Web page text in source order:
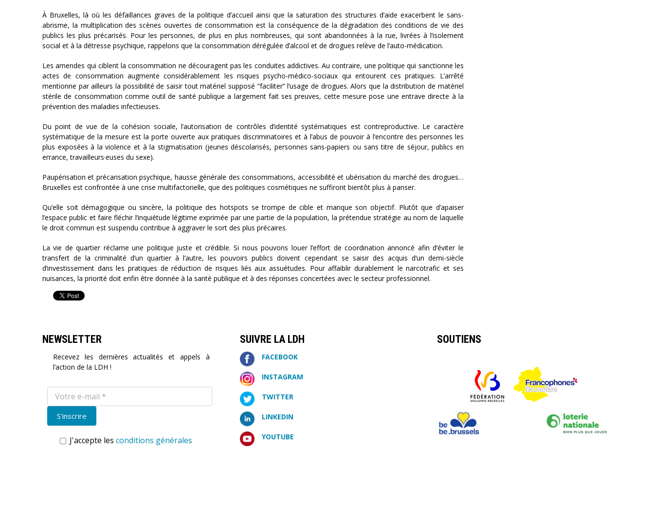
À Bruxelles, là où les défaillances graves de la politique d’accueil ainsi que la saturation des structures d’aide exacerbent le sans-
abrisme, la multiplication des scènes ouvertes de consommation est la conséquence de la dégradation des conditions de vie des
publics les plus précarisés. Pour les personnes, de plus en plus nombreuses, qui sont abandonnées à la rue, livrées à l’isolement
social et à la détresse psychique, rappelons que la consommation dérégulée d’alcool et de drogues relève de l’auto-médication.
Les amendes qui ciblent la consommation ne découragent pas les conduites addictives. Au contraire, une politique qui sanctionne les
actes de consommation augmente considérablement les risques psycho-médico-sociaux qui entourent ces pratiques. L’arrêté
mentionne par ailleurs la possibilité de saisir tout matériel supposé “faciliter” l’usage de drogues. Alors que la distribution de matériel
stérile de consommation comme outil de santé publique a largement fait ses preuves, cette mesure pose une entrave directe à la
prévention des maladies infectieuses.
Du point de vue de la cohésion sociale, l’autorisation de contrôles d’identité systématiques est contreproductive. Le caractère
systématique de la mesure est la porte ouverte aux pratiques discriminatoires et à l’abus de pouvoir à l’encontre des personnes les
plus exposées à la violence et à la stigmatisation (jeunes déscolarisés, personnes sans-papiers ou sans titre de séjour, publics en
errance, travailleurs·euses du sexe).
Paupérisation et précarisation psychique, hausse générale des consommations, accessibilité et ubérisation du marché des drogues…
Bruxelles est confrontée à une crise multifactorielle, que des politiques cosmétiques ne suffiront bientôt plus à panser.
Qu’elle soit démagogique ou sincère, la politique des hotspots se trompe de cible et manque son objectif. Plutôt que d’apaiser
l’espace public et faire fléchir l’inquiétude légitime exprimée par une partie de la population, la prétendue stratégie au nom de laquelle
le droit commun est suspendu contribue à aggraver le sort des plus précaires.
La vie de quartier réclame une politique juste et crédible. Si nous pouvons louer l’effort de coordination annoncé afin d’éviter le
transfert de la criminalité d’un quartier à l’autre, les pouvoirs publics doivent cependant se saisir des acquis d’un demi-siècle
d’investissement dans les pratiques de réduction de risques liés aux assuétudes. Pour affaiblir durablement le narcotrafic et ses
nuisances, la priorité doit enfin être donnée à la santé publique et à des réponses concertées avec le secteur professionnel.
NEWSLETTER
Recevez les dernières actualités et appels à
l’action de la LDH !
J'accepte les conditions générales
SUIVRE LA LDH
FACEBOOK
INSTAGRAM
TWITTER
LINKEDIN
YOUTUBE
SOUTIENS